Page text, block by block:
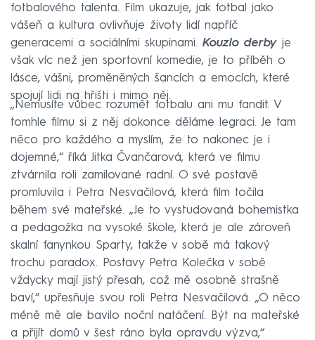
fotbalového talenta. Film ukazuje, jak fotbal jako
vášeň a kultura ovlivňuje životy lidí napříč
generacemi a sociálními skupinami. Kouzlo derby je
však víc než jen sportovní komedie, je to příběh o
lásce, vášni, proměněných šancích a emocích, které
spojují lidi na hřišti i mimo něj.
„Nemusíte vůbec rozumět fotbalu ani mu fandit. V
tomhle filmu si z něj dokonce děláme legraci. Je tam
něco pro každého a myslím, že to nakonec je i
dojemné,“ říká Jitka Čvančarová, která ve filmu
ztvárnila roli zamilované radní. O své postavě
promluvila i Petra Nesvačilová, která film točila
během své mateřské. „Je to vystudovaná bohemistka
a pedagožka na vysoké škole, která je ale zároveň
skalní fanynkou Sparty, takže v sobě má takový
trochu paradox. Postavy Petra Kolečka v sobě
vždycky mají jistý přesah, což mě osobně strašně
baví,“ upřesňuje svou roli Petra Nesvačilová. „O něco
méně mě ale bavilo noční natáčení. Být na mateřské
a přijít domů v šest ráno byla opravdu výzva,“